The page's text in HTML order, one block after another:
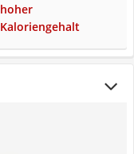
hoher
Kaloriengehalt